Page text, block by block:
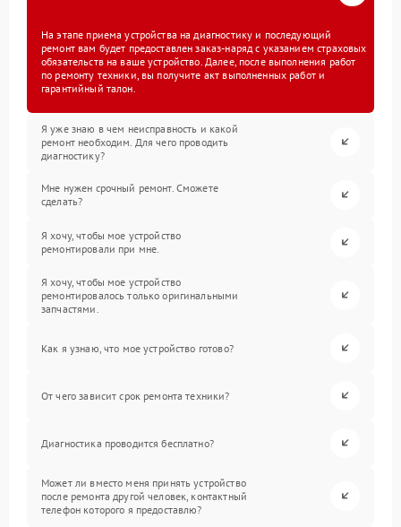
На этапе приема устройства на диагностику и последующий
ремонт вам будет предоставлен заказ-наряд с указанием страховых
обязательств на ваше устройство. Далее, после выполнения работ
по ремонту техники, вы получите акт выполненных работ и
гарантийный талон.
Я уже знаю в чем неисправность и какой
ремонт необходим. Для чего проводить
диагностику?
Мне нужен срочный ремонт. Сможете
сделать?
Я хочу, чтобы мое устройство
ремонтировали при мне.
Я хочу, чтобы мое устройство
ремонтировалось только оригинальными
запчастями.
Как я узнаю, что мое устройство готово?
От чего зависит срок ремонта техники?
Диагностика проводится бесплатно?
Может ли вместо меня принять устройство
после ремонта другой человек, контактный
телефон которого я предоставлю?